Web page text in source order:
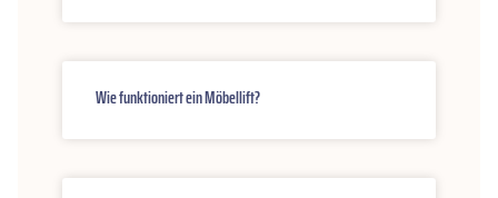
Wie funktioniert ein Möbellift?